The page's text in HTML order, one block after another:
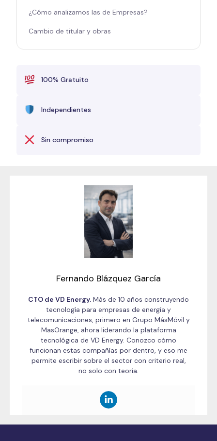
¿Cómo analizamos las de Empresas?
Cambio de titular y obras
100% Gratuito
Independientes
Sin compromiso
Fernando Blázquez García
CTO de VD Energy. Más de 10 años construyendo
tecnología para empresas de energía y
telecomunicaciones, primero en Grupo MásMóvil y
MasOrange, ahora liderando la plataforma
tecnológica de VD Energy. Conozco cómo
funcionan estas compañías por dentro, y eso me
permite escribir sobre el sector con criterio real,
no solo con teoría.